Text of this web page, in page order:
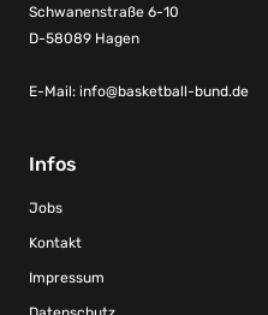
Schwanenstraße 6-10
D-58089 Hagen
E-Mail: info@basketball-bund.de
Infos
Jobs
Kontakt
Impressum